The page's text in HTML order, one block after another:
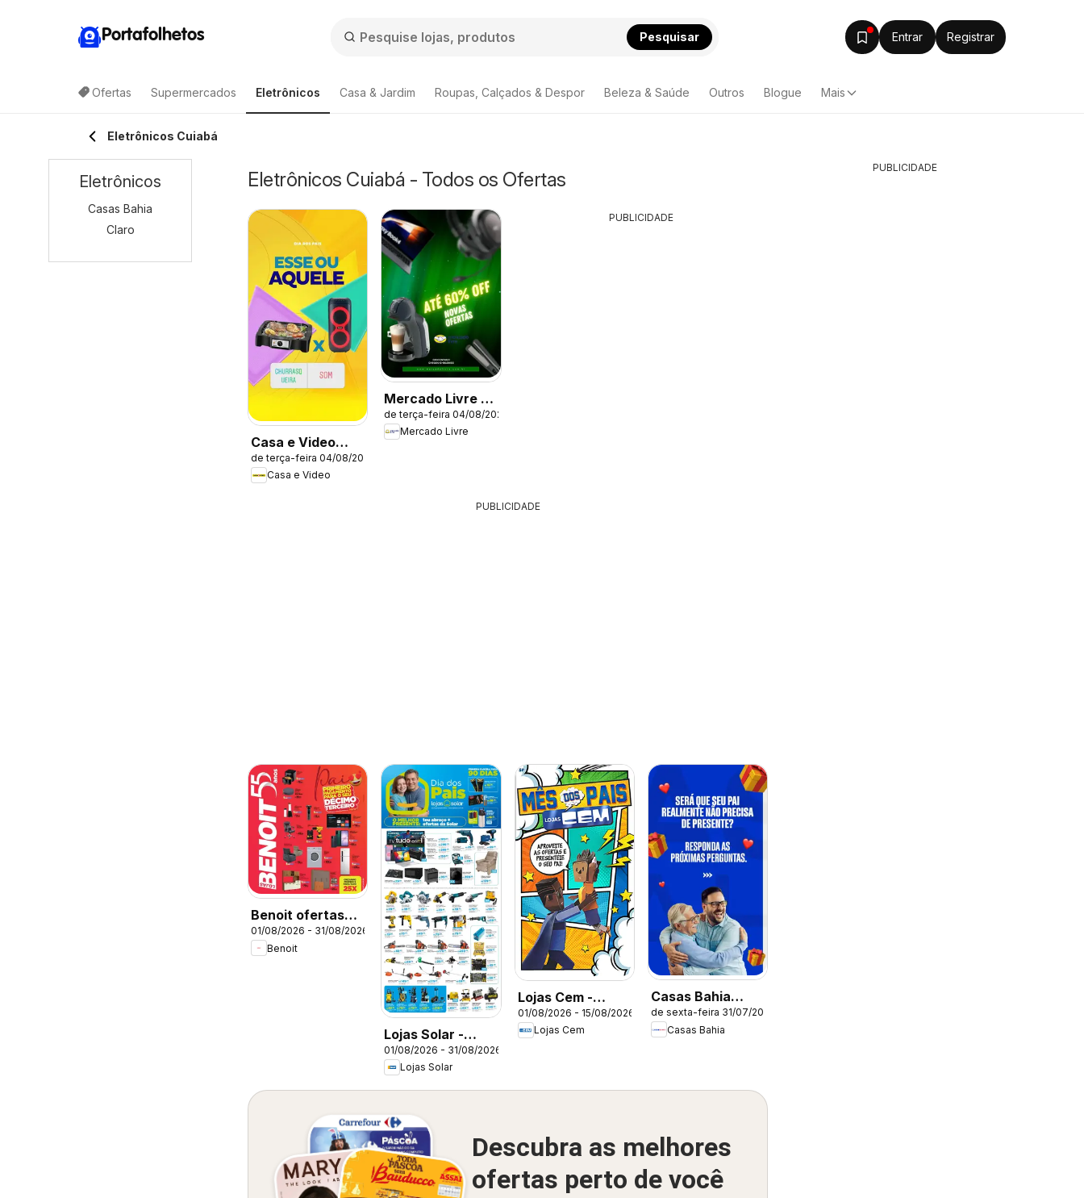
Portafolhetos Pesquisar Entrar Registrar
Ofertas Supermercados Eletrônicos Casa & Jardim Roupas, Calçados & Despor Beleza & Saúde Outros Blogue Mais
Eletrônicos Cuiabá
Eletrônicos Cuiabá - Todos os Ofertas
Casa e Video
ofertas
de terça-feira 04/08/2026
Casa e Video
Mercado Livre -
Ofertas atuais
de terça-feira 04/08/2026
Mercado Livre
PUBLICIDADE
PUBLICIDADE
Benoit ofertas
Agosto
01/08/2026 - 31/08/2026
Benoit
Lojas Solar -
Ofertas atuais
01/08/2026 - 31/08/2026
Lojas Solar
Lojas Cem -
Ofertas atuais
01/08/2026 - 15/08/2026
Lojas Cem
Casas Bahia
ofertas
de sexta-feira 31/07/2026
Casas Bahia
Descubra as melhores
ofertas perto de você
Eletrônicos
Casas Bahia
Claro
PUBLICIDADE